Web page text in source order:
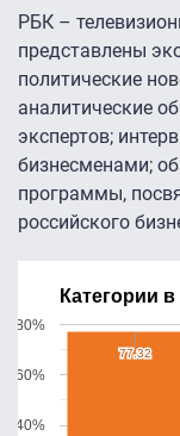
РБК –
представлены
политические
аналитические
экспертов;
бизнесменами;
программы,
российского
Категории
40%
60%
80%
77.32
77.32